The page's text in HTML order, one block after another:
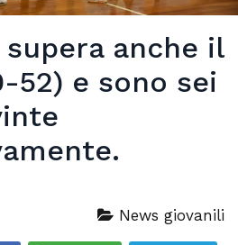
supera anche il
52) e sono sei
News giovanili